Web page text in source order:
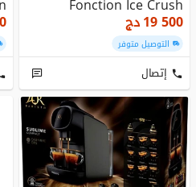
Fonction Ice Crush
Kenwood BL...
19 500دج
التوصيل متوفر
إتصال